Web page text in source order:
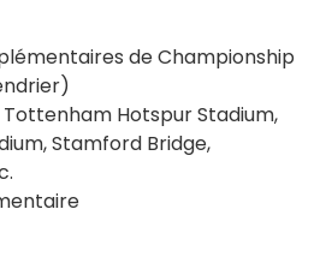
de Championship
Hotspur Stadium,
Stamford Bridge,